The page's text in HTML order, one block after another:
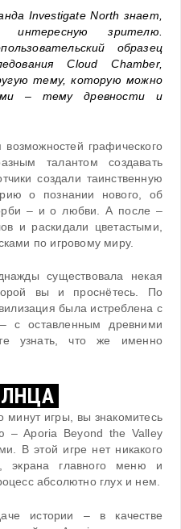
Investigate North знает,
зрителю.
образец
Cloud Chamber,
тему, которую можно
– тему древности и
графического
талантом создавать
создали таинственную
о познании нового, об
– и о любви. А после –
и раскидали цветастыми,
по игровому миру.
существовала некая
вы и проснётесь. По
была истреблена с
с оставленным древними
узнать, что же именно
минут игры, вы знакомитесь
– Aporia Beyond the Valley
В этой игре нет никакого
экрана главного меню и
абсолютно глух и нем.
истории – в качестве